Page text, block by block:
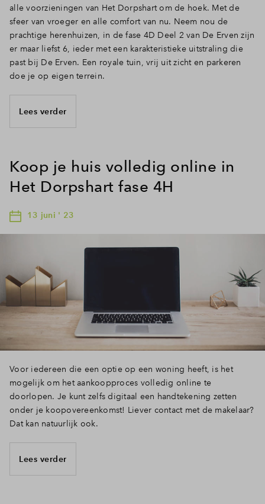
alle voorzieningen van Het Dorpshart om de hoek. Met de
sfeer van vroeger en alle comfort van nu. Neem nou de
prachtige herenhuizen, in de fase 4D Deel 2 van De Erven zijn
er maar liefst 6, ieder met een karakteristieke uitstraling die
past bij De Erven. Een royale tuin, vrij uit zicht en parkeren
doe je op eigen terrein.
Lees verder
Koop je huis volledig online in
Het Dorpshart fase 4H
13 juni ' 23
Voor iedereen die een optie op een woning heeft, is het
mogelijk om het aankoopproces volledig online te
doorlopen. Je kunt zelfs digitaal een handtekening zetten
onder je koopovereenkomst! Liever contact met de makelaar?
Dat kan natuurlijk ook.
Lees verder